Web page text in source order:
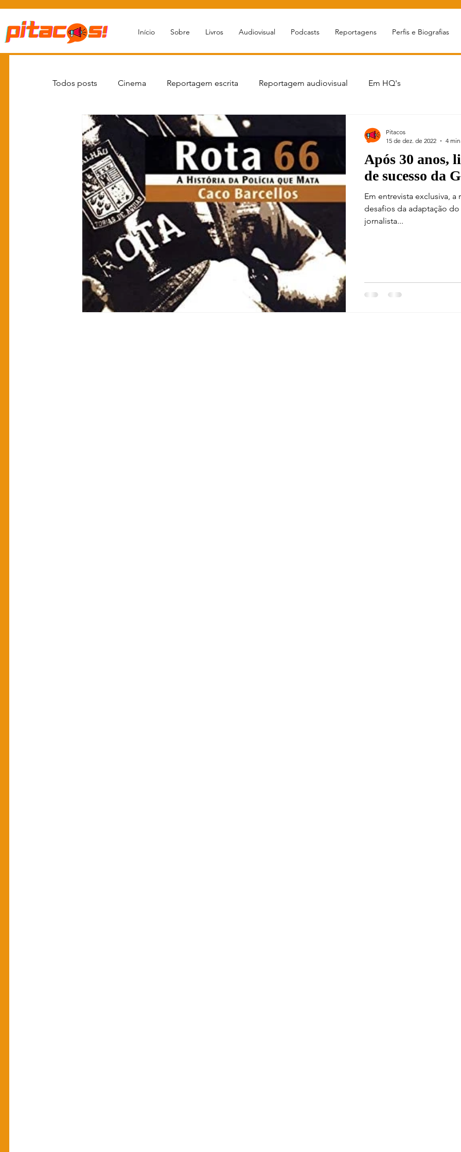
Início Sobre Livros Audiovisual Podcasts Reportagens Perfis e Biografias
Todos posts Cinema Reportagem escrita Reportagem audiovisual Em HQ's
Novas Estratégias Narrativas Livro reportagem
Livros Newsletters Reportagens Cursos Games&Tec ECOnversa Esportes
Moda Grandes Personalidades Questões Socioambientais MigrEcos Ciência
manual pitacos Categoria teste HQ's Política
Podcasts Perfis e Biografias
Após 30 anos,
de sucesso da
Em entrevista exclusiva,
desafios da adaptação
jornalista...
Pitacos
15 de dez. de 2022
4